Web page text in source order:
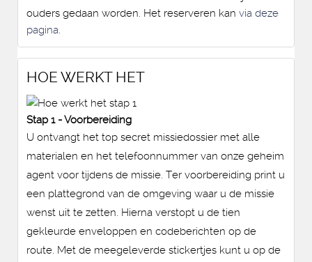
ouders gedaan worden. Het reserveren kan via deze
pagina.
HOE WERKT HET
Stap 1 - Voorbereiding
U ontvangt het top secret missiedossier met alle
materialen en het telefoonnummer van onze geheim
agent voor tijdens de missie. Ter voorbereiding print u
een plattegrond van de omgeving waar u de missie
wenst uit te zetten. Hierna verstopt u de tien
gekleurde enveloppen en codeberichten op de
route. Met de meegeleverde stickertjes kunt u op de